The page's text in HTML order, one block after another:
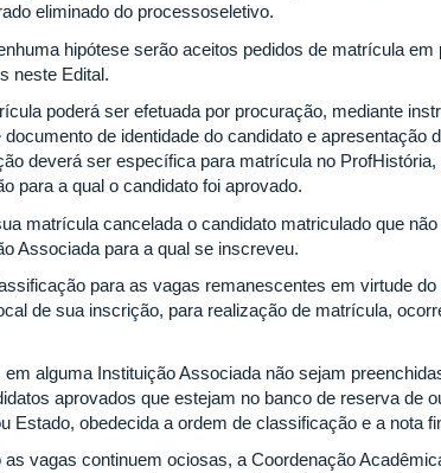
eliminado do processoseletivo.
hipótese serão aceitos pedidos de matrícula
neste Edital.
poderá ser efetuada por procuração, mediante
documento de identidade do candidato e apresentação
deverá ser específica para matrícula no
para a qual o candidato foi aprovado.
matrícula cancelada o candidato matriculado que
Associada para a qual se inscreveu.
para as vagas remanescentes em virtude
de sua inscrição, para realização de matrícula,
em alguma Instituição Associada não sejam
aprovados que estejam no banco de reserva de
Estado, obedecida a ordem de classificação e a nota
as vagas continuem ociosas, a Coordenação